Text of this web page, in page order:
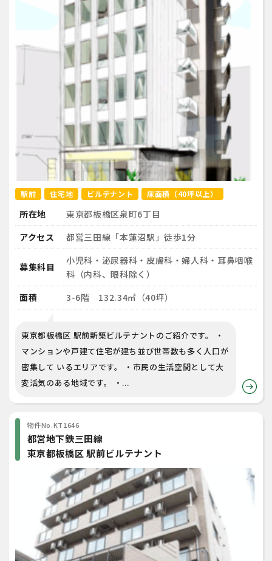
駅前 住宅地 ビルテナント 床面積（40坪以上）
所在地
東京都板橋区泉町6丁目
アクセス
都営三田線「本蓮沼駅」徒歩1分
募集科目
小児科・泌尿器科・皮膚科・婦人科・耳鼻咽喉
科（内科、眼科除く）
面積
3-6階 132.34㎡（40坪）
東京都板橋区 駅前新築ビルテナントのご紹介です。 ・
マンションや戸建て住宅が建ち並び世帯数も多く人口が
密集して いるエリアです。 ・市民の生活空間として大
変活気のある地域です。 ・...
物件No.KT1646
都営地下鉄三田線
東京都板橋区 駅前ビルテナント